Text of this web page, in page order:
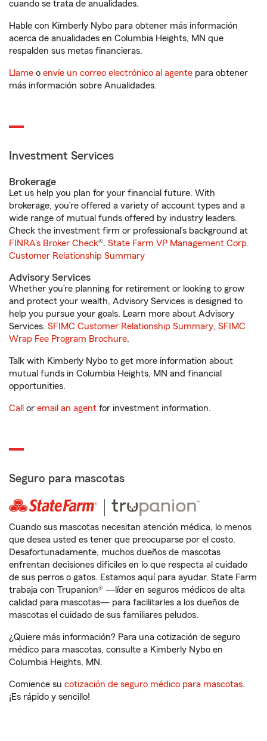
cuando se trata de anualidades.
Hable con Kimberly Nybo para obtener más información
acerca de anualidades en Columbia Heights, MN que
respalden sus metas financieras.
Llame o envíe un correo electrónico al agente para obtener
más información sobre Anualidades.
Investment Services
Brokerage
Let us help you plan for your financial future. With
brokerage, you’re offered a variety of account types and a
wide range of mutual funds offered by industry leaders.
Check the investment firm or professional’s background at
FINRA's Broker Check®. State Farm VP Management Corp.
Customer Relationship Summary
Advisory Services
Whether you’re planning for retirement or looking to grow
and protect your wealth, Advisory Services is designed to
help you pursue your goals. Learn more about Advisory
Services. SFIMC Customer Relationship Summary, SFIMC
Wrap Fee Program Brochure.
Talk with Kimberly Nybo to get more information about
mutual funds in Columbia Heights, MN and financial
opportunities.
Call or email an agent for investment information.
Seguro para mascotas
Cuando sus mascotas necesitan atención médica, lo menos
que desea usted es tener que preocuparse por el costo.
Desafortunadamente, muchos dueños de mascotas
enfrentan decisiones difíciles en lo que respecta al cuidado
de sus perros o gatos. Estamos aquí para ayudar. State Farm
trabaja con Trupanion® —líder en seguros médicos de alta
calidad para mascotas— para facilitarles a los dueños de
mascotas el cuidado de sus familiares peludos.
¿Quiere más información? Para una cotización de seguro
médico para mascotas, consulte a Kimberly Nybo en
Columbia Heights, MN.
Comience su cotización de seguro médico para mascotas.
¡Es rápido y sencillo!